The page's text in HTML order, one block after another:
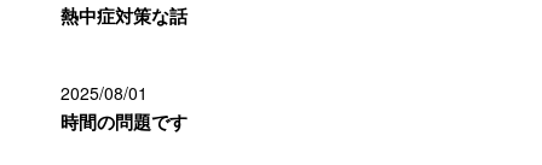
熱中症対策な話
2025/08/01
時間の問題です